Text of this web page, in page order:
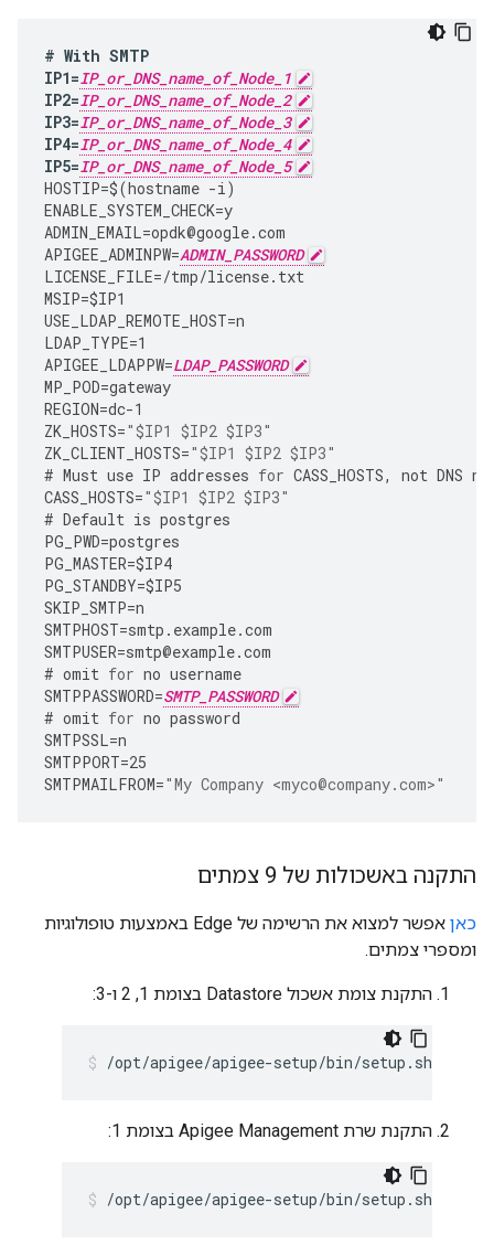
# With SMTP
IP1=IP_or_DNS_name_of_Node_1
IP2=IP_or_DNS_name_of_Node_2
IP3=IP_or_DNS_name_of_Node_3
IP4=IP_or_DNS_name_of_Node_4
IP5=IP_or_DNS_name_of_Node_5
HOSTIP=$(hostname -i)
ENABLE_SYSTEM_CHECK=y
ADMIN_EMAIL=opdk@google.com
APIGEE_ADMINPW=ADMIN_PASSWORD
LICENSE_FILE=/tmp/license.txt
MSIP=$IP1
USE_LDAP_REMOTE_HOST=n
LDAP_TYPE=1
APIGEE_LDAPPW=LDAP_PASSWORD
MP_POD=gateway
REGION=dc-1
ZK_HOSTS="$IP1 $IP2 $IP3"
ZK_CLIENT_HOSTS="$IP1 $IP2 $IP3"
# Must use IP addresses for CASS_HOSTS, not DNS
CASS_HOSTS="$IP1 $IP2 $IP3"
# Default is postgres
PG_PWD=postgres
PG_MASTER=$IP4
PG_STANDBY=$IP5
SKIP_SMTP=n
SMTPHOST=smtp . example.com
SMTPUSER=smtp@example.com
# omit for no username
SMTPPASSWORD=SMTP_PASSWORD
# omit for no password
SMTPSSL=n
SMTPPORT=25
SMTPMAILFROM="My Company <myco@company.com>"
התקנה באשכולות של 9 צמתים
כאן
אפשר למצוא את הרשימה של Edge באמצעות טופולוגיות
ומספרי צמתים.
התקנת צומת אשכול Datastore בצומת 1, 2 ו-3:
/opt/apigee/apigee-setup/bin/setup.sh -p
התקנת שרת Apigee Management בצומת 1:
/opt/apigee/apigee-setup/bin/setup.sh -p